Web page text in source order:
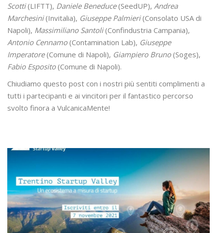
Scotti(LIFTT), Daniele Beneduce(SeedUP), Andrea
Marchesini(Invitalia), Giuseppe Palmieri(Consolato USA di
Napoli), Massimiliano Santoli(Confindustria Campania),
Antonio Cennamo(Contamination Lab), Giuseppe
Imperatore(Comune di Napoli), Giampiero Bruno(Soges),
Fabio Esposito(Comune di Napoli).
Chiudiamo questo post con i nostri più sentiti complimenti a
tutti i partecipanti e ai vincitori per il fantastico percorso
svolto finora a VulcanicaMente!